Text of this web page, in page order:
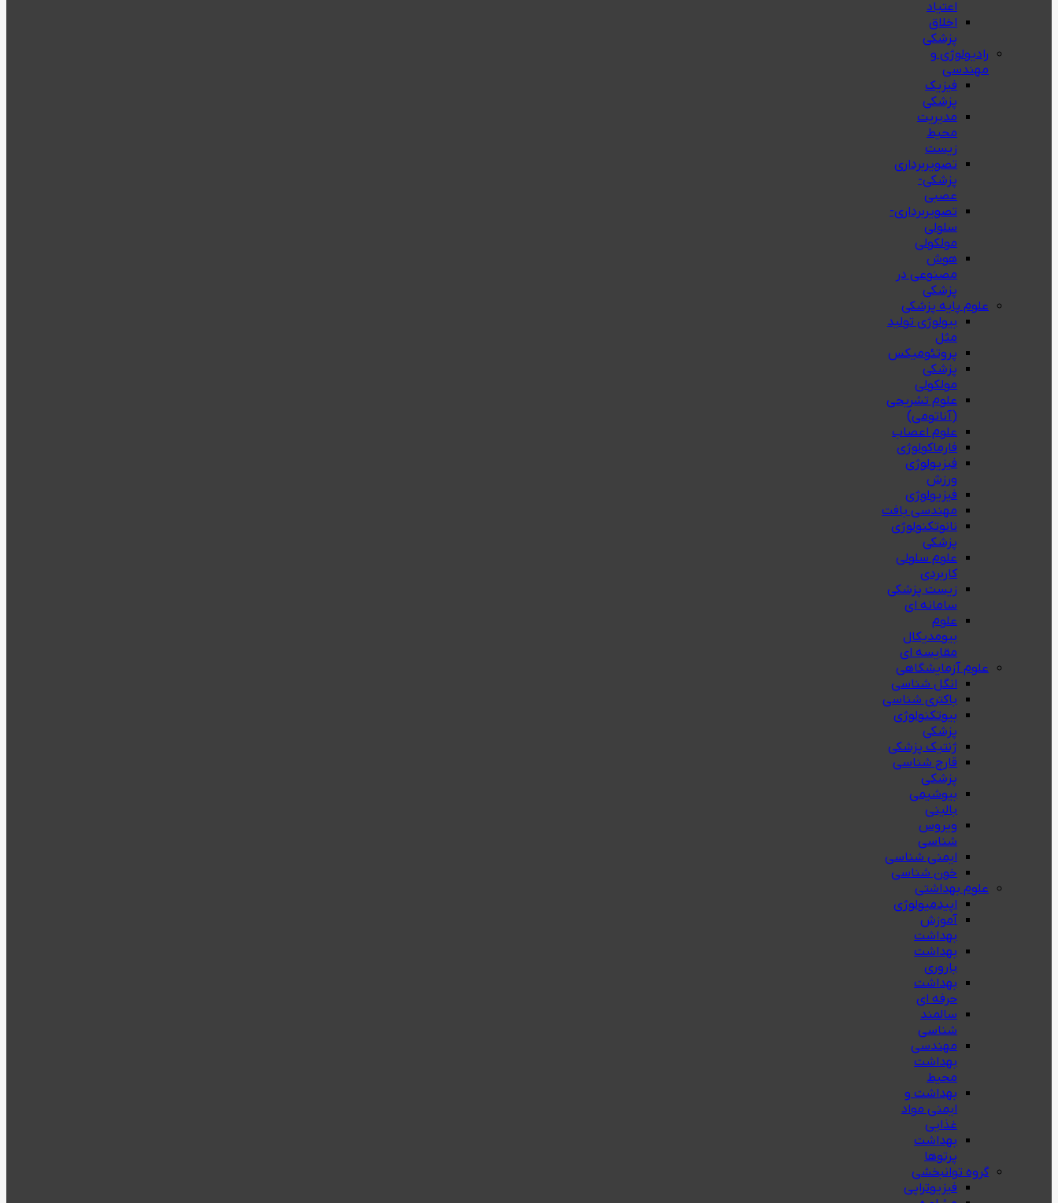
اعتیاد
اخلاق
پزشکی
رادیولوژی و
مهندسی
فيزيك
پزشکی
مدیریت
محیط
زیست
تصویربرداری
پزشکی-
عصبی
تصویربرداری-
سلولی
مولکولی
هوش
مصنوعی در
پزشکی
علوم پایه پزشکی
بیولوژی تولید
مثل
پروتئومیکس
پزشکی
مولکولی
علوم تشریحی
(آناتومی)
علوم اعصاب
فارماکولوژی
فیزیولوژی
ورزش
فیزیولوژی
مهندسی بافت
نانوتکنولوژی
پزشکی
علوم سلولی
کاربردی
زیست پزشکی
سامانه ای
علوم
بیومدیکال
مقایسه ای
علوم آزمایشگاهی
انگل شناسی
باکتری شناسی
بیوتکنولوژی
پزشکی
ژنتيك پزشکی
قارچ شناسی
پزشكی
بیوشیمی
بالینی
ویروس
شناسی
ایمنی شناسی
خون شناسی
علوم بهداشتی
اپیدمیولوژی
آموزش
بهداشت
بهداشت
باروری
بهداشت
حرفه ای
سالمند
شناسی
مهندسی
بهداشت
محيط
بهداشت و
ایمنی مواد
غذایی
بهداشت
پرتوها
گروه توانبخشی
فیزیوتراپی